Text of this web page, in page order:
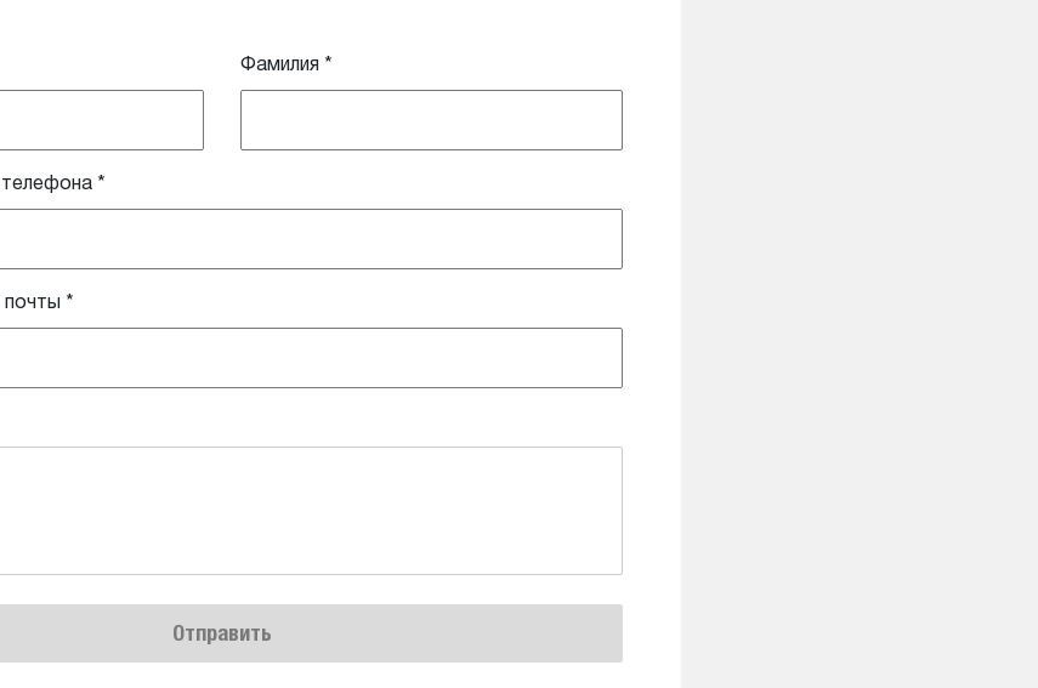
Фамилия*
*
почты*
Отправить